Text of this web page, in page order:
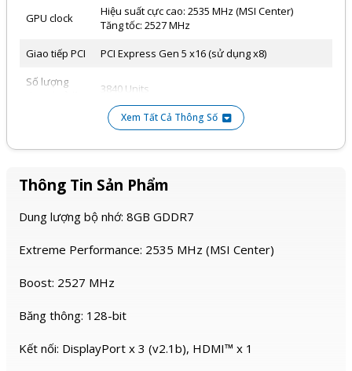
Thông Tin Sản Phẩm
Dung lượng bộ nhớ: 8GB GDDR7
Extreme Performance: 2535 MHz (MSI Center)
Boost: 2527 MHz
Băng thông: 128-bit
Kết nối: DisplayPort x 3 (v2.1b), HDMI™ x 1
GPU clock
Hiệu suất cực cao: 2535 MHz (MSI Center)
Tăng tốc: 2527 MHz
Giao tiếp PCI
PCI Express Gen 5 x16 (sử dụng x8)
Số lượng
3840 Units
2 quạt (Quạt TORX 5.0: Cánh quạt được liên kết
luồng khí áp suất cao)
Đầu cấp
nguồn
8-pin x1
Nguồn đề
xuất
Xem Tất Cả Thông Số